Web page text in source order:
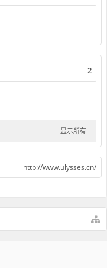
2
显示所有
http://www.ulysses.cn/